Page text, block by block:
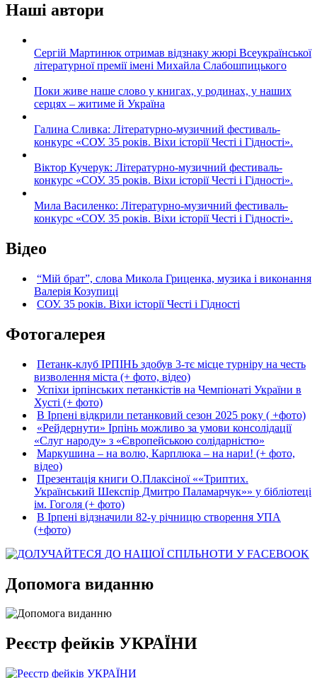
Наші автори
Сергій Мартинюк отримав відзнаку жюрі Всеукраїнської
літературної премії імені Михайла Слабошпицького
Поки живе наше слово у книгах, у родинах, у наших
серцях – житиме й Україна
Галина Сливка: Літературно-музичний фестиваль-
конкурс «СОУ. 35 років. Віхи історії Честі і Гідності».
Віктор Кучерук: Літературно-музичний фестиваль-
конкурс «СОУ. 35 років. Віхи історії Честі і Гідності».
Мила Василенко: Літературно-музичний фестиваль-
конкурс «СОУ. 35 років. Віхи історії Честі і Гідності».
Відео
“Мій брат”, слова Микола Гриценка, музика і виконання
Валерія Козупиці
СОУ. 35 років. Віхи історії Честі і Гідності
Фотогалерея
Петанк-клуб ІРПІНЬ здобув 3-тє місце турніру на честь
визволення міста (+ фото, відео)
Успіхи ірпінських петанкістів на Чемпіонаті України в
Хусті (+ фото)
В Ірпені відкрили петанковий сезон 2025 року ( +фото)
«Рейдернути» Ірпінь можливо за умови консолідації
«Слуг народу» з «Європейською солідарністю»
Маркушина – на волю, Карплюка – на нари! (+ фото,
відео)
Презентація книги О.Плаксіної ««Триптих.
Український Шекспір Дмитро Паламарчук»» у бібліотеці
ім. Гоголя (+ фото)
В Ірпені відзначили 82-у річницю створення УПА
(+фото)
Допомога виданню
Реєстр фейків УКРАЇНИ